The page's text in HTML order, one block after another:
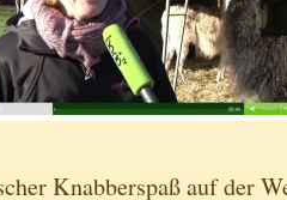
Knabberspaß auf der